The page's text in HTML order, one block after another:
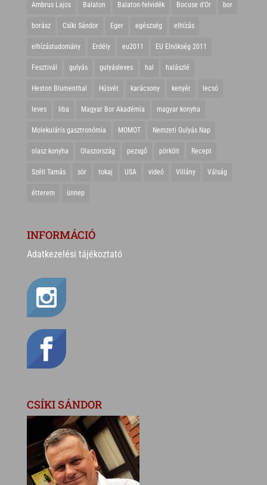
Ambrus Lajos Balaton Balaton-felvidék Bocuse d'Or bor
borász Csíki Sándor Eger egészség elhízás
elhízástudomány Erdély eu2011 EU Elnökség 2011
Fesztivál gulyás gulyásleves hal halászlé
Heston Blumenthal Húsvét karácsony kenyér lecsó
leves liba Magyar Bor Akadémia magyar konyha
Molekuláris gasztronómia MOMOT Nemzeti Gulyás Nap
olasz konyha Olaszország pezsgő pörkölt Recept
Széll Tamás sör tokaj USA videó Villány Válság
étterem ünnep
INFORMÁCIÓ
Adatkezelési tájékoztató
CSÍKI SÁNDOR